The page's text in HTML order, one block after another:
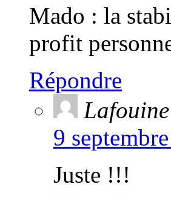
Mado : la
profit
Répondre
9
Juste !!!